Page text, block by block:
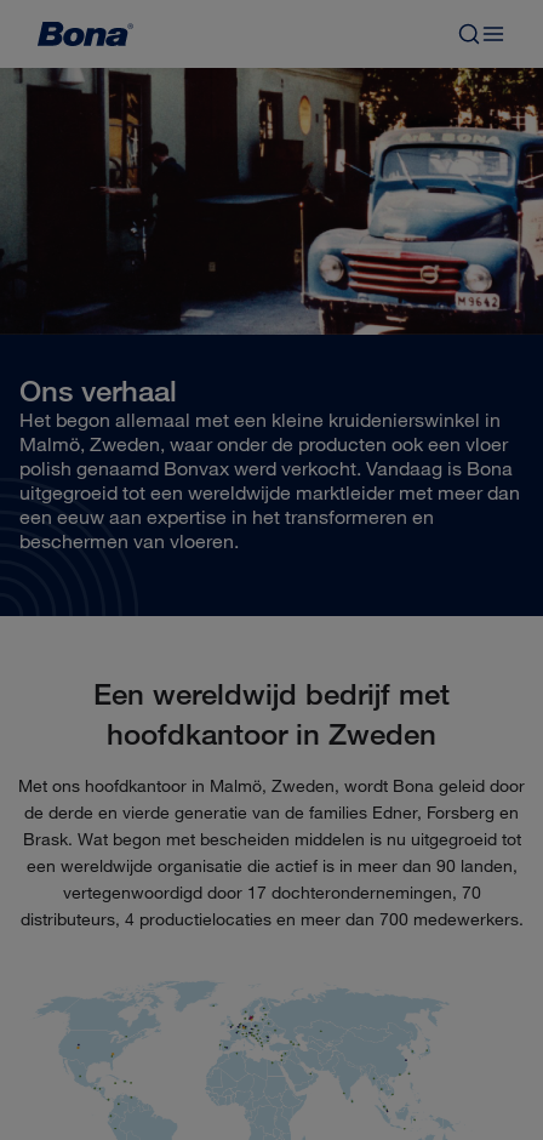
Ons verhaal
Het begon allemaal met een kleine kruidenierswinkel in
Malmö, Zweden, waar onder de producten ook een vloer
polish genaamd Bonvax werd verkocht. Vandaag is Bona
uitgegroeid tot een wereldwijde marktleider met meer dan
een eeuw aan expertise in het transformeren en
beschermen van vloeren.
Een wereldwijd bedrijf met
hoofdkantoor in Zweden
Met ons hoofdkantoor in Malmö, Zweden, wordt Bona geleid door
de derde en vierde generatie van de families Edner, Forsberg en
Brask. Wat begon met bescheiden middelen is nu uitgegroeid tot
een wereldwijde organisatie die actief is in meer dan 90 landen,
vertegenwoordigd door 17 dochterondernemingen, 70
distributeurs, 4 productielocaties en meer dan 700 medewerkers.